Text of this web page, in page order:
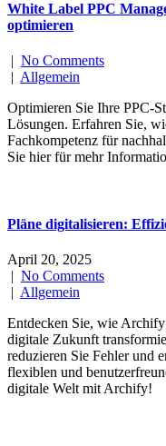
White Label PPC
optimieren
| No Comments
| Allgemein
Optimieren Sie Ihre PPC-
Lösungen. Erfahren Sie,
Fachkompetenz für
Sie hier für mehr
Pläne digitalisieren:
April 20, 2025
| No Comments
| Allgemein
Entdecken Sie, wie
digitale Zukunft
reduzieren Sie Fehler und
flexiblen und
digitale Welt mit Archify!